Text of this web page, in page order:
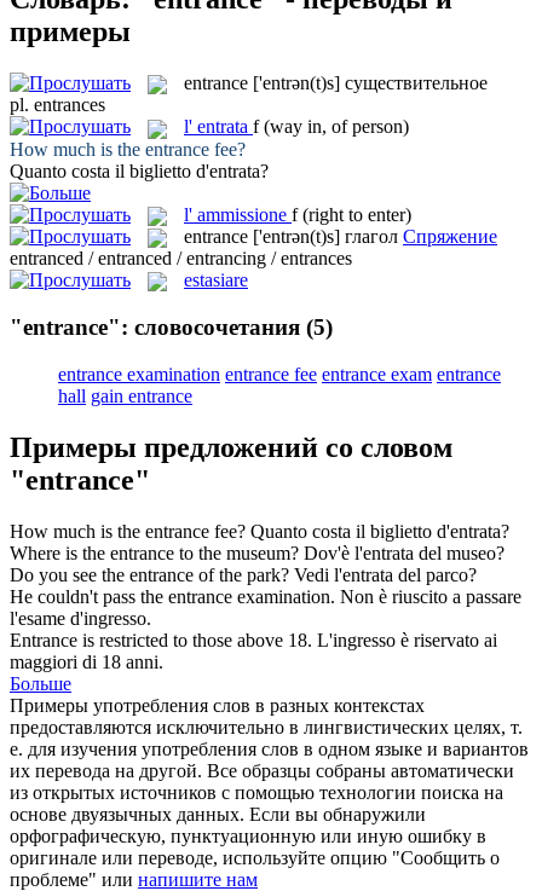
примеры
entrance ['entrən(t)s] существительное
pl. entrances
l' entrata f (way in, of person)
How much is the entrance fee?
Quanto costa il biglietto d'entrata?
l' ammissione f (right to enter)
entrance ['entrən(t)s] глагол Спряжение
entranced / entranced / entrancing / entrances
estasiare
"entrance": словосочетания (5)
entrance examination entrance fee entrance exam entrance
hall gain entrance
Примеры предложений со словом
"entrance"
How much is the entrance fee? Quanto costa il biglietto d'entrata?
Where is the entrance to the museum? Dov'è l'entrata del museo?
Do you see the entrance of the park? Vedi l'entrata del parco?
He couldn't pass the entrance examination. Non è riuscito a passare
l'esame d'ingresso.
Entrance is restricted to those above 18. L'ingresso è riservato ai
maggiori di 18 anni.
Больше
Примеры употребления слов в разных контекстах
предоставляются исключительно в лингвистических целях, т.
е. для изучения употребления слов в одном языке и вариантов
их перевода на другой. Все образцы собраны автоматически
из открытых источников с помощью технологии поиска на
основе двуязычных данных. Если вы обнаружили
орфографическую, пунктуационную или иную ошибку в
оригинале или переводе, используйте опцию "Сообщить о
проблеме" или напишите нам